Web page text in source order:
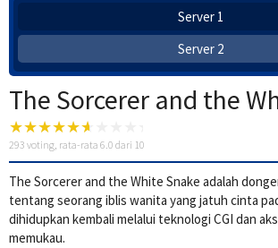
Server 1
Server 2
The Sorcerer and the
293 voting, rata-rata 6.0 dari 10
The Sorcerer and the White Snake adalah
tentang seorang iblis wanita yang jatuh cinta
dihidupkan kembali melalui teknologi CGI dan
memukau.